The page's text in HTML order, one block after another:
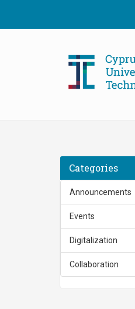
Categories
Announcements
Events
Digitalization
Collaboration